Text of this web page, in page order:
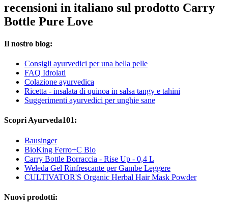
recensioni in italiano sul prodotto Carry
Bottle Pure Love
Il nostro blog:
Consigli ayurvedici per una bella pelle
FAQ Idrolati
Colazione ayurvedica
Ricetta - insalata di quinoa in salsa tangy e tahini
Suggerimenti ayurvedici per unghie sane
Scopri Ayurveda101:
Bausinger
BioKing Ferro+C Bio
Carry Bottle Borraccia - Rise Up - 0,4 L
Weleda Gel Rinfrescante per Gambe Leggere
CULTIVATOR'S Organic Herbal Hair Mask Powder
Nuovi prodotti: